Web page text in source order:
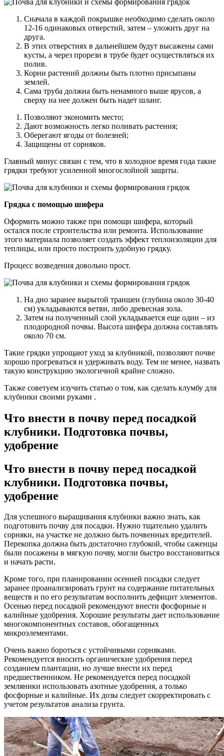
Сначала в каждой покрышке необходимо сделать около
12-16 одинаковых отверстий, затем – уложить друг на
друга.
В этих отверстиях в дальнейшем будут высажены сами
кусты, а через прорези в трубе будет осуществляться их
полив.
Корни растений должны быть плотно присыпаны
землей.
Сама труба должна быть ненамного выше ярусов, а
сверху на нее должен быть надет шланг.
Позволяют экономить место;
Дают возможность легко поливать растения;
Оберегают ягоды от болезней;
Защищены от сорняков.
Главный минус связан с тем, что в холодное время года такие
грядки требуют усиленной многослойной защиты.
Грядка с помощью шифера
Оформить можно также при помощи шифера, который
остался после строительства или ремонта. Использование
этого материала позволяет создать эффект теплоизоляции для
теплицы, или просто построить удобную грядку.
Процесс возведения довольно прост.
На дно заранее вырытой траншеи (глубина около 30-40
см) укладываются ветви, либо древесная зола.
Затем на полученный слой укладывается еще один – из
плодородной почвы. Высота шифера должна составлять
около 70 см.
Такие грядки упрощают уход за клубникой, позволяют почве
хорошо прогреваться и удерживать воду. Тем не менее, назвать
такую конструкцию экологичной крайне сложно.
Также советуем изучить статью о том, как сделать клумбу для
клубники своими руками .
Что внести в почву перед посадкой
клубники. Подготовка почвы,
удобрение
Что внести в почву перед посадкой
клубники. Подготовка почвы,
удобрение
Для успешного выращивания клубники важно знать, как
подготовить почву для посадки. Нужно тщательно удалить
сорняки, на участке не должно быть почвенных вредителей.
Перекопка должна быть достаточно глубокой, чтобы саженцы
были посажены в мягкую почву, могли быстро восстановиться
и начать расти.
Кроме того, при планировании осенней посадки следует
заранее проанализировать грунт на содержание питательных
веществ и по его результатам восполнить дефицит элементов.
Осенью перед посадкой рекомендуют внести фосфорные и
калийные удобрения. Хорошие результаты дает использование
многокомпонентных составов, обогащенных
микроэлементами.
Очень важно бороться с устойчивыми сорняками.
Рекомендуется вносить органические удобрения перед
созданием плантации, но лучше внести их перед
предшественником. Не рекомендуется перед посадкой
земляники использовать азотные удобрения, а только
фосфорные и калийные. Их дозы следует скорректировать с
учетом результатов анализа грунта.